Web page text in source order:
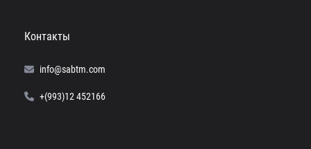
Контакты
info@sabtm.com
+(993)12 452166